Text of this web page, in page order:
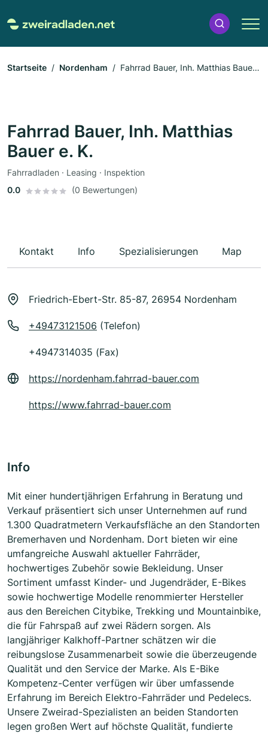
Startseite Nordenham
Fahrrad Bauer, Inh. Matthias Bauer
Fahrrad Bauer, Inh. Matthias
Bauer e. K.
Fahrradladen · Leasing · Inspektion
0.0
(0 Bewertungen)
Kontakt Info Spezialisierungen Map
Friedrich-Ebert-Str. 85-87, 26954 Nordenham
+49473121506 (Telefon)
+4947314035 (Fax)
https://nordenham.fahrrad-bauer.com
https://www.fahrrad-bauer.com
Info
Mit einer hundertjährigen Erfahrung in Beratung und
Verkauf präsentiert sich unser Unternehmen auf rund
1.300 Quadratmetern Verkaufsfläche an den Standorten
Bremerhaven und Nordenham. Dort bieten wir eine
umfangreiche Auswahl aktueller Fahrräder,
hochwertiges Zubehör sowie Bekleidung. Unser
Sortiment umfasst Kinder- und Jugendräder, E-Bikes
sowie hochwertige Modelle renommierter Hersteller
aus den Bereichen Citybike, Trekking und Mountainbike,
die für Fahrspaß auf zwei Rädern sorgen. Als
langjähriger Kalkhoff-Partner schätzen wir die
reibungslose Zusammenarbeit sowie die überzeugende
Qualität und den Service der Marke. Als E-Bike
Kompetenz-Center verfügen wir über umfassende
Erfahrung im Bereich Elektro-Fahrräder und Pedelecs.
Unsere Zweirad-Spezialisten an beiden Standorten
legen großen Wert auf höchste Qualität, fundierte